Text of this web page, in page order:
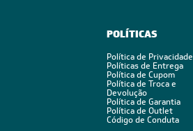
POLÍTICAS
Política de Privacidade
Políticas de Entrega
Política de Cupom
Política de Troca e
Devolução
Política de Garantia
Política de Outlet
Código de Conduta